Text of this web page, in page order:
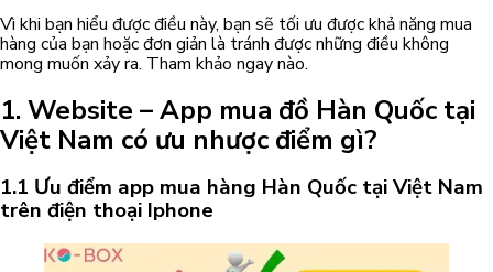
Vì khi bạn hiểu được điều này, bạn sẽ tối ưu được khả năng mua
hàng của bạn hoặc đơn giản là tránh được những điều không
mong muốn xảy ra. Tham khảo ngay nào.
1. Website – App mua đồ Hàn Quốc tại
Việt Nam có ưu nhược điểm gì?
1.1 Ưu điểm app mua hàng Hàn Quốc tại Việt Nam
trên điện thoại Iphone